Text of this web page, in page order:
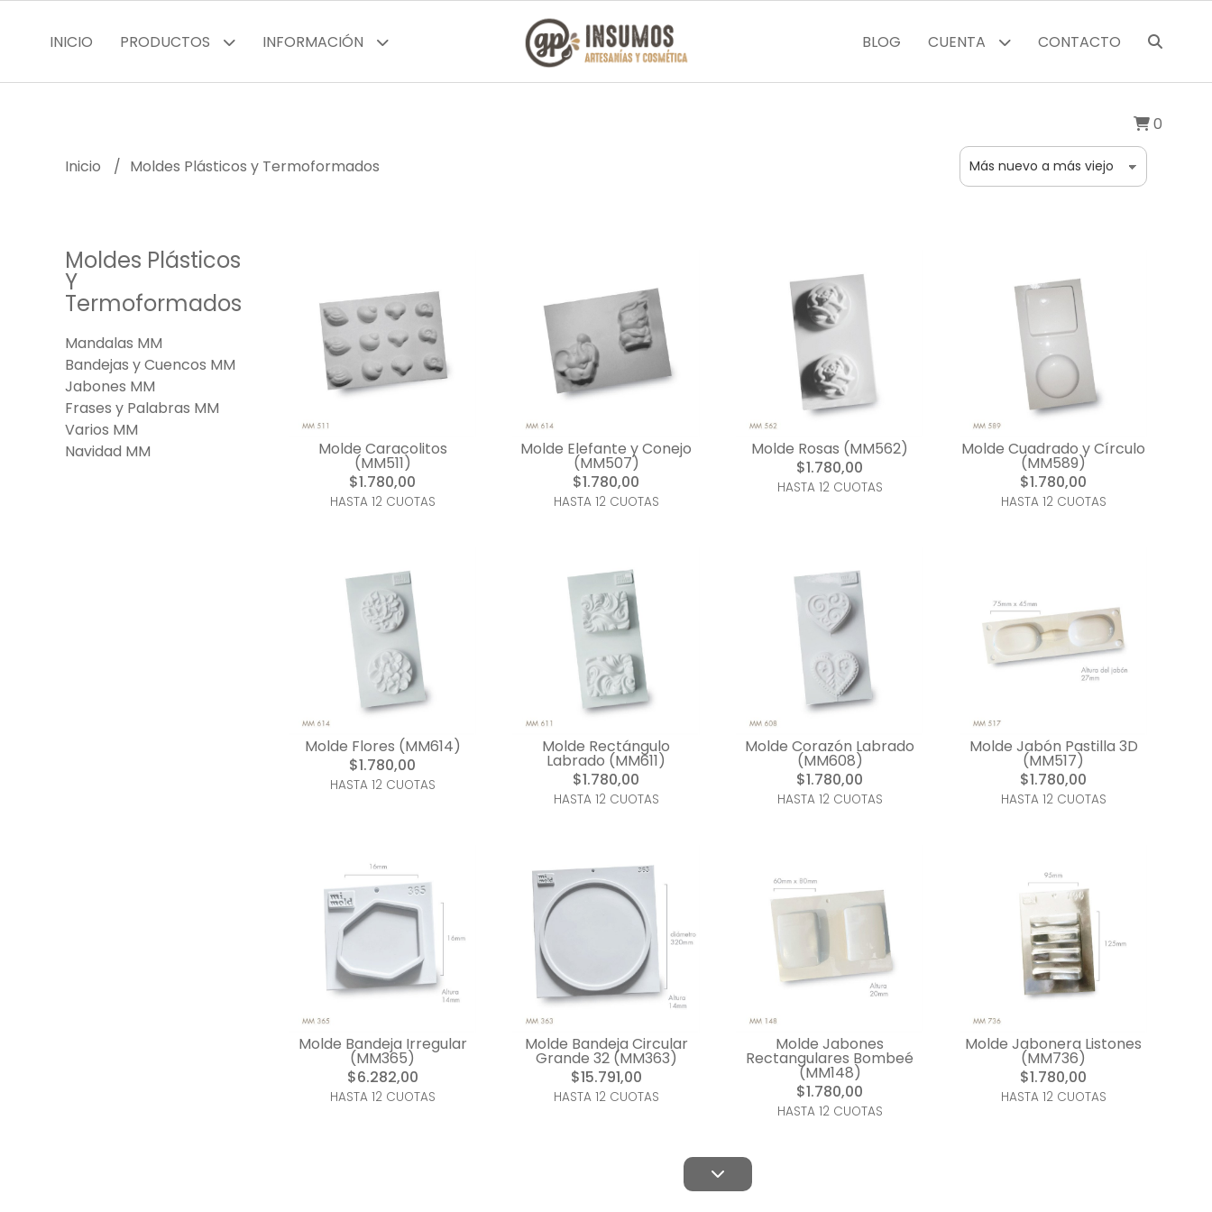
INICIO PRODUCTOS INFORMACIÓN BLOG CUENTA CONTACTO
0
Inicio Moldes Plásticos y Termoformados
Moldes Plásticos
Y
Termoformados
Mandalas MM
Bandejas y Cuencos MM
Jabones MM
Frases y Palabras MM
Varios MM
Navidad MM
Molde Caracolitos
(MM511)
$1.780,00
HASTA 12 CUOTAS
Molde Elefante y Conejo
(MM507)
$1.780,00
HASTA 12 CUOTAS
Molde Rosas (MM562)
$1.780,00
HASTA 12 CUOTAS
Molde Cuadrado y Círculo
(MM589)
$1.780,00
HASTA 12 CUOTAS
Molde Flores (MM614)
$1.780,00
HASTA 12 CUOTAS
Molde Rectángulo
Labrado (MM611)
$1.780,00
HASTA 12 CUOTAS
Molde Corazón Labrado
(MM608)
$1.780,00
HASTA 12 CUOTAS
Molde Jabón Pastilla 3D
(MM517)
$1.780,00
HASTA 12 CUOTAS
Molde Bandeja Irregular
(MM365)
$6.282,00
HASTA 12 CUOTAS
Molde Bandeja Circular
Grande 32 (MM363)
$15.791,00
HASTA 12 CUOTAS
Molde Jabones
Rectangulares Bombeé
(MM148)
$1.780,00
HASTA 12 CUOTAS
Molde Jabonera Listones
(MM736)
$1.780,00
HASTA 12 CUOTAS